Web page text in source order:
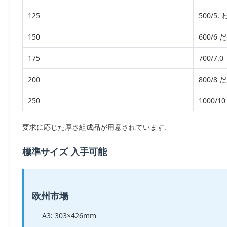
125 500/5.
150 600/6
175 700/7.0
200 800/8
250 1000/10
要求に応じた厚さ組成品が用意されています.
標準サイズ 入手可能
欧州市場
A3: 303×426mm